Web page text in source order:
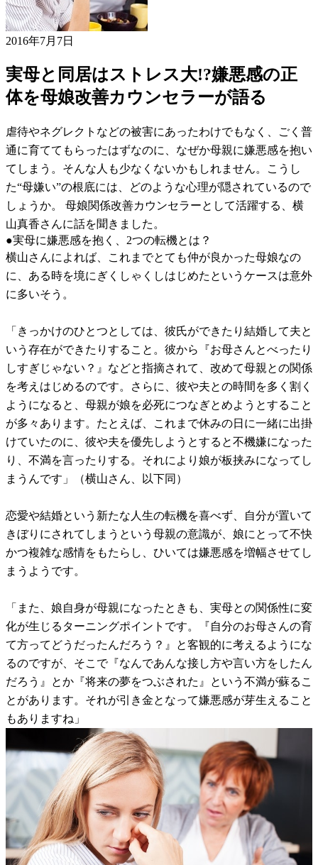
2016年7月7日
実母と同居はストレス大!?嫌悪感の正
体を母娘改善カウンセラーが語る
虐待やネグレクトなどの被害にあったわけでもなく、ごく普
通に育ててもらったはずなのに、なぜか母親に嫌悪感を抱い
てしまう。そんな人も少なくないかもしれません。こうし
た“母嫌い”の根底には、どのような心理が隠されているので
しょうか。 母娘関係改善カウンセラーとして活躍する、横
山真香さんに話を聞きました。
●実母に嫌悪感を抱く、2つの転機とは？
横山さんによれば、これまでとても仲が良かった母娘なの
に、ある時を境にぎくしゃくしはじめたというケースは意外
に多いそう。
「きっかけのひとつとしては、彼氏ができたり結婚して夫と
いう存在ができたりすること。彼から『お母さんとべったり
しすぎじゃない？』などと指摘されて、改めて母親との関係
を考えはじめるのです。さらに、彼や夫との時間を多く割く
ようになると、母親が娘を必死につなぎとめようとすること
が多々あります。たとえば、これまで休みの日に一緒に出掛
けていたのに、彼や夫を優先しようとすると不機嫌になった
り、不満を言ったりする。それにより娘が板挟みになってし
まうんです」（横山さん、以下同）
恋愛や結婚という新たな人生の転機を喜べず、自分が置いて
きぼりにされてしまうという母親の意識が、娘にとって不快
かつ複雑な感情をもたらし、ひいては嫌悪感を増幅させてし
まうようです。
「また、娘自身が母親になったときも、実母との関係性に変
化が生じるターニングポイントです。『自分のお母さんの育
て方ってどうだったんだろう？』と客観的に考えるようにな
るのですが、そこで『なんであんな接し方や言い方をしたん
だろう』とか『将来の夢をつぶされた』という不満が蘇るこ
とがあります。それが引き金となって嫌悪感が芽生えること
もありますね」